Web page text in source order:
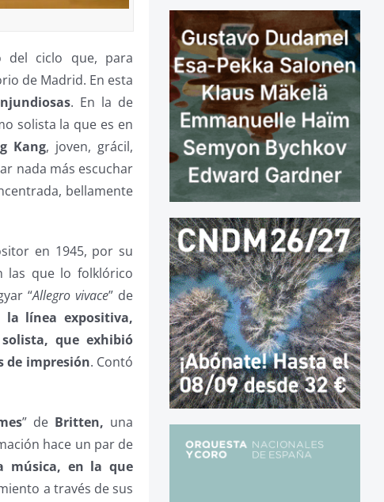
del ciclo que, para
de Madrid. En esta
. En la de
solista la que es en
Kang, joven, grácil,
nada más escuchar
bellamente
en 1945, por su
las que lo folklórico
“Allegro vivace” de
la línea expositiva,
que exhibió
de impresión. Contó
” de Britten, una
hace un par de
música, en la que
a través de sus